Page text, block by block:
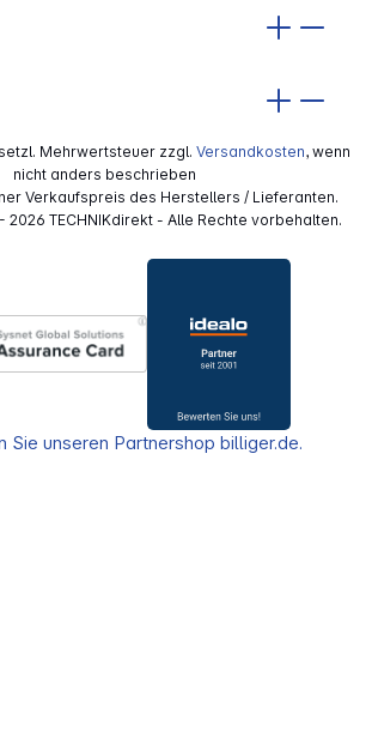
Mehrwertsteuer zzgl. Versandkosten, wenn
nicht anders beschrieben
Verkaufspreis des Herstellers / Lieferanten.
TECHNIKdirekt - Alle Rechte vorbehalten.